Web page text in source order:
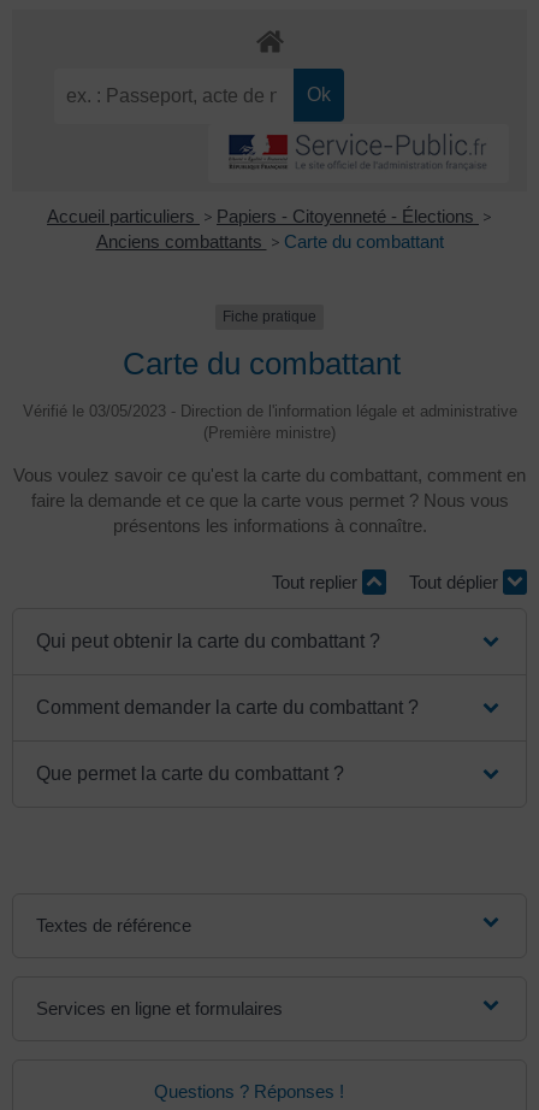
Accueil particuliers > Papiers - Citoyenneté - Élections >
Anciens combattants > Carte du combattant
Fiche pratique
Carte du combattant
Vérifié le 03/05/2023 - Direction de l'information légale et administrative
(Première ministre)
Vous voulez savoir ce qu'est la carte du combattant, comment en
faire la demande et ce que la carte vous permet ? Nous vous
présentons les informations à connaître.
Tout replier Tout déplier
Qui peut obtenir la carte du combattant ?
Comment demander la carte du combattant ?
Que permet la carte du combattant ?
Textes de référence
Services en ligne et formulaires
Questions ? Réponses !